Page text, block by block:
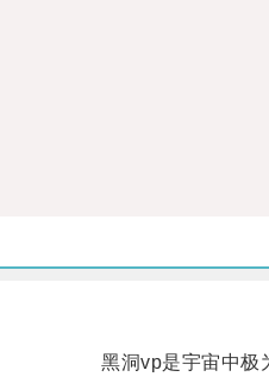
黑洞vp是宇宙中极为